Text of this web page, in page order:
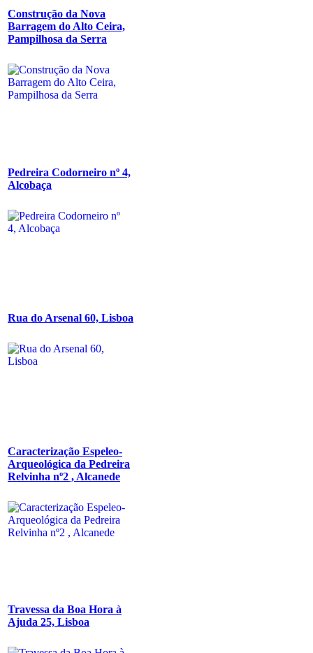
Construção da Nova
Barragem do Alto Ceira,
Pampilhosa da Serra
Pedreira Codorneiro nº 4,
Alcobaça
Rua do Arsenal 60, Lisboa
Caracterização Espeleo-
Arqueológica da Pedreira
Relvinha nº2 , Alcanede
Travessa da Boa Hora à
Ajuda 25, Lisboa